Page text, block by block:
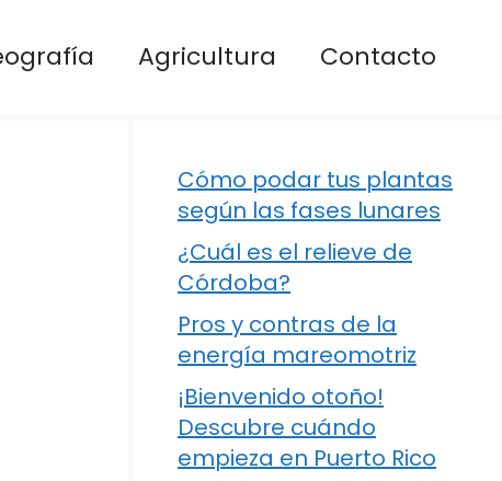
Agricultura Contacto
Cómo podar tus plantas
según las fases lunares
¿Cuál es el relieve de
Córdoba?
Pros y contras de la
energía mareomotriz
¡Bienvenido otoño!
Descubre cuándo
empieza en Puerto Rico